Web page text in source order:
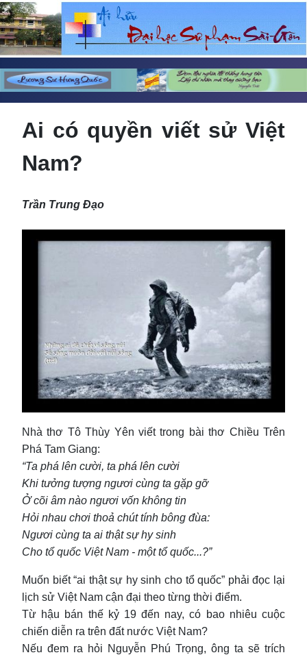
Ai có quyền viết sử Việt
Nam?
Trần Trung Đạo
Nhà thơ Tô Thùy Yên viết trong bài thơ Chiều Trên
Phá Tam Giang:
“Ta phá lên cười, ta phá lên cười
Khi tưởng tượng ngươi cùng ta gặp gỡ
Ở cõi âm nào ngươi vốn không tin
Hỏi nhau chơi thoả chút tính bông đùa:
Ngươi cùng ta ai thật sự hy sinh
Cho tổ quốc Việt Nam - một tổ quốc...?”
Muốn biết “ai thật sự hy sinh cho tổ quốc” phải đọc lại
lịch sử Việt Nam cận đại theo từng thời điểm.
Từ hậu bán thế kỷ 19 đến nay, có bao nhiêu cuộc
chiến diễn ra trên đất nước Việt Nam?
Nếu đem ra hỏi Nguyễn Phú Trọng, ông ta sẽ trích